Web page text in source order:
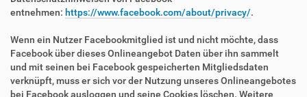
entnehmen: https://www.facebook.com/about/privacy/.
Wenn ein Nutzer Facebookmitglied ist und nicht möchte, dass
Facebook über dieses Onlineangebot Daten über ihn sammelt
und mit seinen bei Facebook gespeicherten Mitgliedsdaten
verknüpft, muss er sich vor der Nutzung unseres Onlineangebotes
bei Facebook ausloggen und seine Cookies löschen. Weitere